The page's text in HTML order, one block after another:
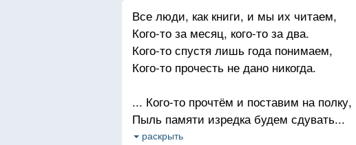
Все люди, как книги, и мы их читаем,
Кого-то за месяц, кого-то за два.
Кого-то спустя лишь года понимаем,
Кого-то прочесть не дано никогда.
... Кого-то прочтём и поставим на полку,
Пыль памяти изредка будем сдувать...
И в сердце храним... но что с этого толку?
раскрыть